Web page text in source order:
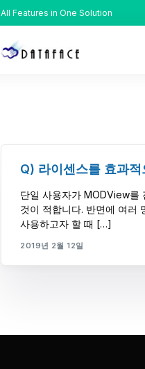
All Features in One Solution
Q) 라이센스를 효과
단일 사용자가 MODView를
것이 적합니다. 반면에 여러
사용하고자 할 때 […]
2019년 2월 12일